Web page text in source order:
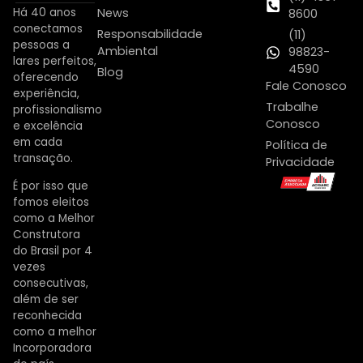
Há 40 anos
conectamos
pessoas a
lares perfeitos,
oferecendo
experiência,
profissionalismo
e excelência
em cada
transação.
É por isso que
fomos eleitos
como a Melhor
Construtora
do Brasil por 4
vezes
consecutivas,
além de ser
reconhecida
como a melhor
Incorporadora
News
Responsabilidade
Ambiental
Blog
8600
(11)
98823-
4590
Fale Conosco
Trabalhe
Conosco
Política de
Privacidade